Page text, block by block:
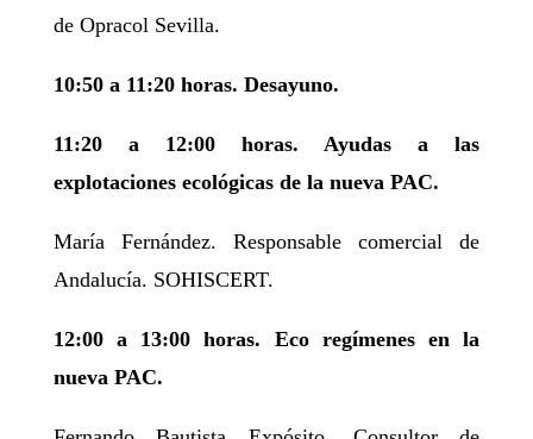
de Opracol Sevilla.
10:50 a 11:20 horas. Desayuno.
11:20 a 12:00 horas. Ayudas a las
explotaciones ecológicas de la nueva PAC.
María Fernández. Responsable comercial de
Andalucía. SOHISCERT.
12:00 a 13:00 horas. Eco regímenes en la
nueva PAC.